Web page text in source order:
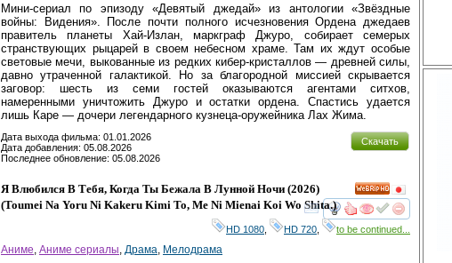
Мини-сериал по эпизоду «Девятый джедай» из антологии «Звёздные
войны: Видения». После почти полного исчезновения Ордена джедаев
правитель планеты Хай-Излан, маркграф Джуро, собирает семерых
странствующих рыцарей в своем небесном храме. Там их ждут особые
световые мечи, выкованные из редких кибер-кристаллов — древней силы,
давно утраченной галактикой. Но за благородной миссией скрывается
заговор: шесть из семи гостей оказываются агентами ситхов,
намеренными уничтожить Джуро и остатки ордена. Спастись удается
лишь Каре — дочери легендарного кузнеца-оружейника Лах Жима.
Скачать
Дата выхода фильма: 01.01.2026
Дата добавления: 05.08.2026
Последнее обновление: 05.08.2026
смотретьинтересует
HD
Я Влюбился В Тебя, Когда Ты Бежала В Лунной Ночи (2026)
(Toumei Na Yoru Ni Kakeru Kimi To, Me Ni Mienai Koi Wo Shita.)
HD 1080 HD 720 to be continued...
Аниме Аниме сериалы Драма Мелодрама